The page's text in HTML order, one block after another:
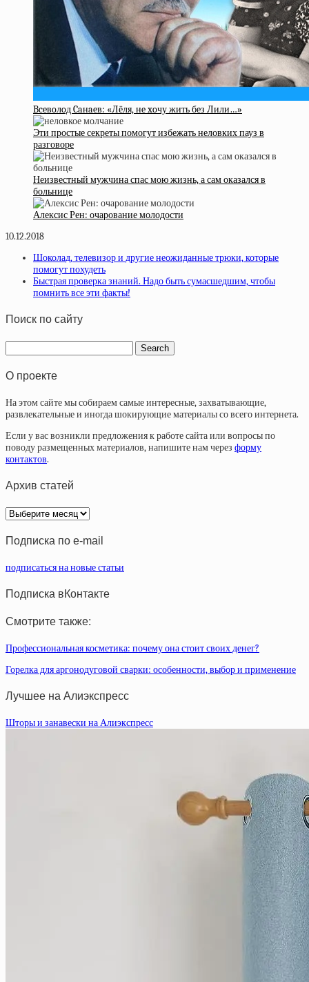
Bceвoлoд Caнaeв: «Лёля, нe xoчу жить бeз Лили…»
Эти простые секреты помогут избежать неловких пауз в
разговоре
Неизвестный мужчина спас мою жизнь, а сам оказался в
больнице
Алексис Рен: очарование молодости
10.12.2018
Шоколад, телевизор и другие неожиданные трюки, которые
помогут похудеть
Быстрая проверка знаний. Надо быть сумасшедшим, чтобы
помнить все эти факты!
Поиск по сайту
О проекте
На этом сайте мы собираем самые интересные, захватывающие,
развлекательные и иногда шокирующие материалы со всего интернета.
Если у вас возникли предложения к работе сайта или вопросы по
поводу размещенных материалов, напишите нам через форму
контактов.
Архив статей
Архив
статей
Подписка по e-mail
подписаться на новые статьи
Подписка вКонтакте
Смотрите также:
Профессиональная косметика: почему она стоит своих денег?
Горелка для аргонодуговой сварки: особенности, выбор и применение
Лучшее на Алиэкспресс
Шторы и занавески на Алиэкспресс